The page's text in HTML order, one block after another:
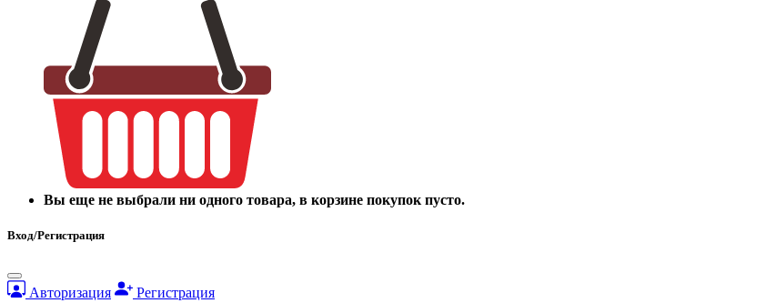
Вы еще не выбрали ни одного товара, в корзине покупок пусто.
Вход/Регистрация
Авторизация Регистрация